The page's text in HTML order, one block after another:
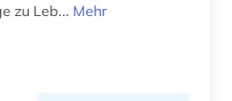
zu Leb... Mehr